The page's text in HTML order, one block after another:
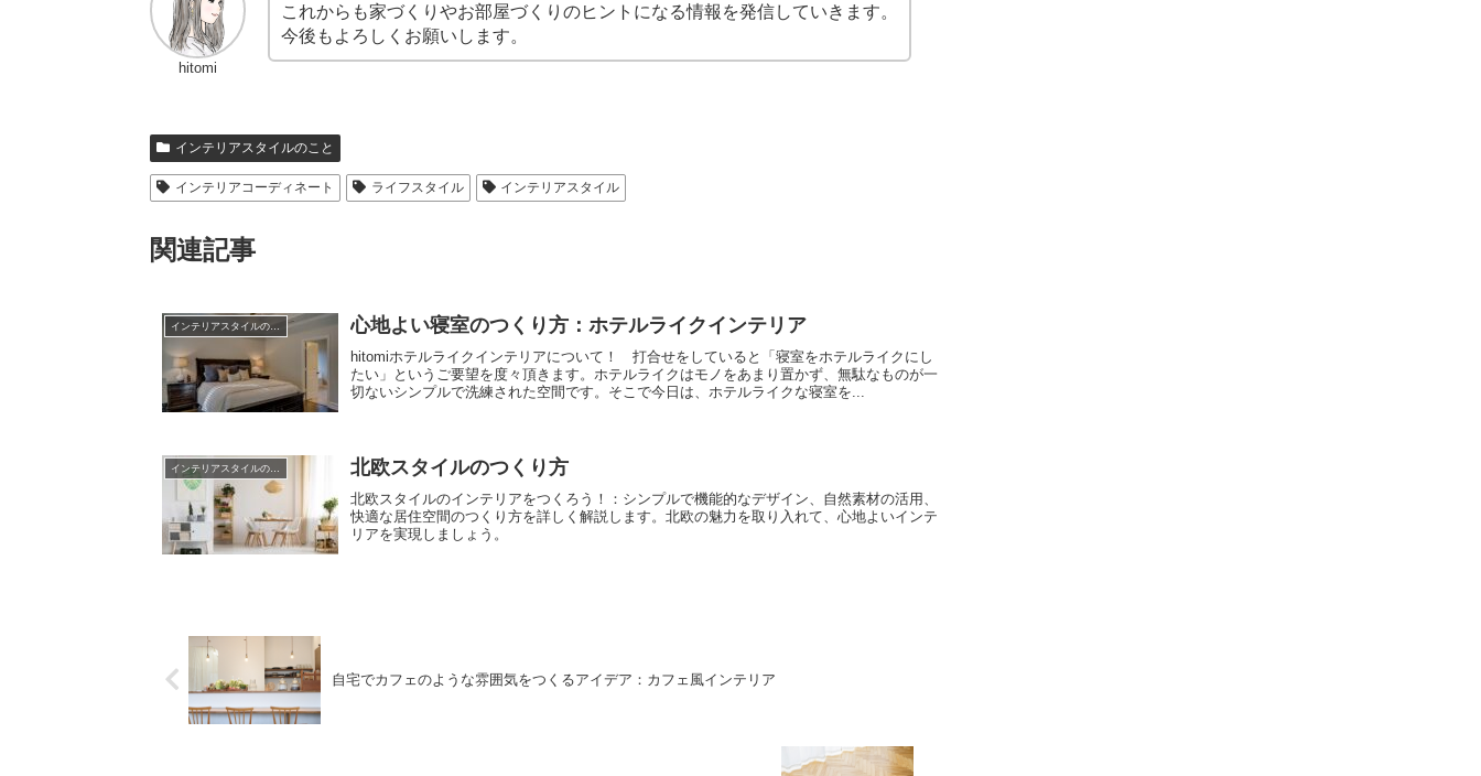
hitomi
これからも家づくりやお部屋づくりのヒントになる情報を発信していきます。
今後もよろしくお願いします。
インテリアスタイルのこと
インテリアコーディネート ライフスタイル インテリアスタイル
関連記事
心地よい寝室のつくり方：ホテルライクインテリア
hitomiホテルライクインテリアについて！ 打合せをしていると「寝室をホテルライクにし
たい」というご要望を度々頂きます。ホテルライクはモノをあまり置かず、無駄なものが一
切ないシンプルで洗練された空間です。そこで今日は、ホテルライクな寝室を...
インテリアスタイルのこと 北欧スタイルのつくり方
北欧スタイルのインテリアをつくろう！：シンプルで機能的なデザイン、自然素材の活用、
快適な居住空間のつくり方を詳しく解説します。北欧の魅力を取り入れて、心地よいインテ
リアを実現しましょう。
自宅でカフェのような雰囲気をつくるアイデア：カフェ風インテリア